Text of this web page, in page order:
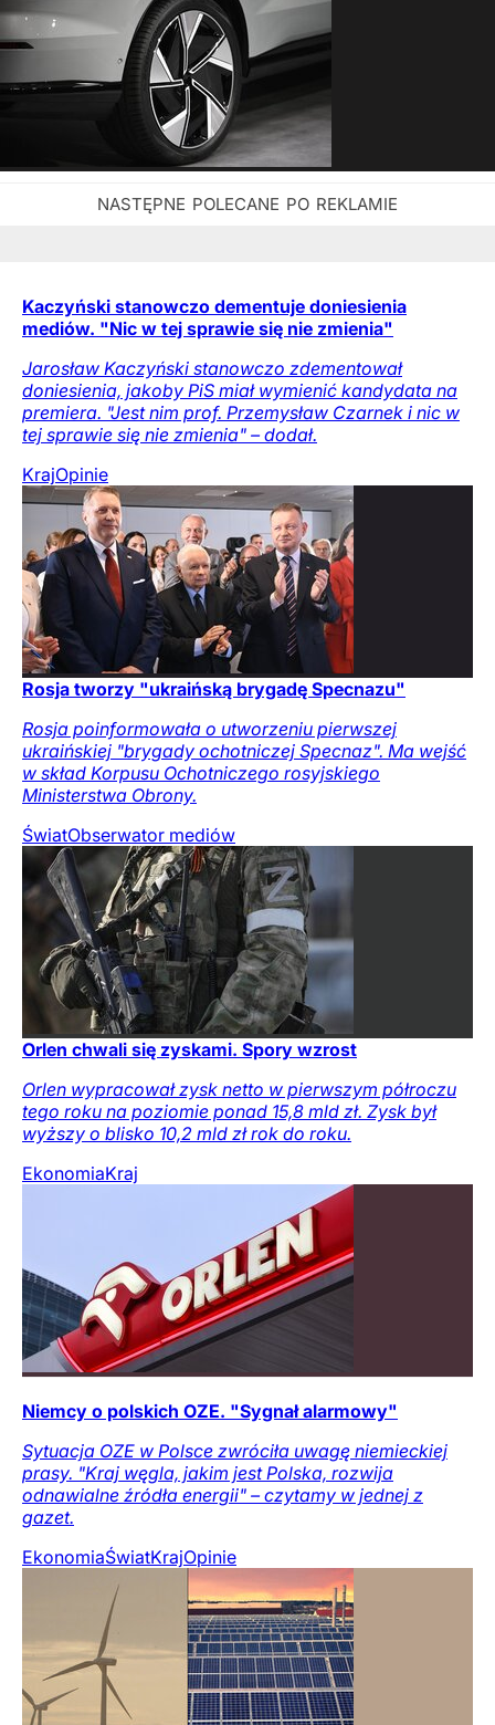
Kaczyński stanowczo dementuje doniesienia
mediów. "Nic w tej sprawie się nie zmienia"
Jarosław Kaczyński stanowczo zdementował
doniesienia, jakoby PiS miał wymienić kandydata na
premiera. "Jest nim prof. Przemysław Czarnek i nic w
tej sprawie się nie zmienia" – dodał.
KrajOpinie
Rosja tworzy "ukraińską brygadę Specnazu"
Rosja poinformowała o utworzeniu pierwszej
ukraińskiej "brygady ochotniczej Specnaz". Ma wejść
w skład Korpusu Ochotniczego rosyjskiego
Ministerstwa Obrony.
ŚwiatObserwator mediów
Orlen chwali się zyskami. Spory wzrost
Orlen wypracował zysk netto w pierwszym półroczu
tego roku na poziomie ponad 15,8 mld zł. Zysk był
wyższy o blisko 10,2 mld zł rok do roku.
EkonomiaKraj
Niemcy o polskich OZE. "Sygnał alarmowy"
Sytuacja OZE w Polsce zwróciła uwagę niemieckiej
prasy. "Kraj węgla, jakim jest Polska, rozwija
odnawialne źródła energii" – czytamy w jednej z
gazet.
EkonomiaŚwiatKrajOpinie